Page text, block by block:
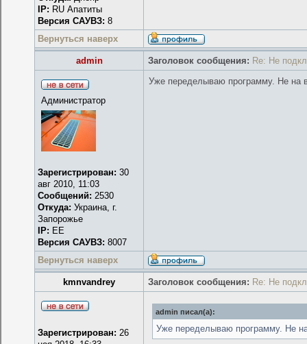
IP: RU Апатиты
Версия САУВЗ: 8
Вернуться наверх
admin Заголовок сообщения: Re: Не
Администратор
Зарегистрирован: 30
авг 2010, 11:03
Сообщений: 2530
Откуда: Украина, г.
Запорожье
IP: EE
Версия САУВЗ: 8007
Уже переделываю программу. Не на
Вернуться наверх
kmnvandrey Заголовок сообщения: Re: Не
Зарегистрирован: 26
admin писал(а):
Уже переделываю программу. Не